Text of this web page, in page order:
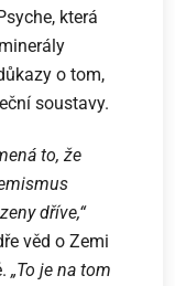
která
o tom,
soustavy.
to, že
dříve,“
věd o Zemi
„To je na tom